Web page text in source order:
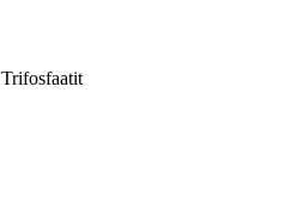
Trifosfaatit